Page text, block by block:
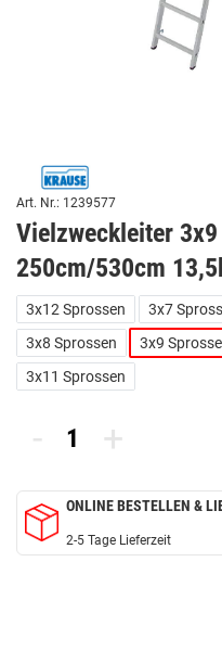
Art. Nr.: 1239577
Vielzweckleiter
250cm/530cm
3x12 Sprossen 3x7
3x8 Sprossen
3x9
3x11 Sprossen
- +
ONLINE BESTELLEN &
2-5 Tage Lieferzeit